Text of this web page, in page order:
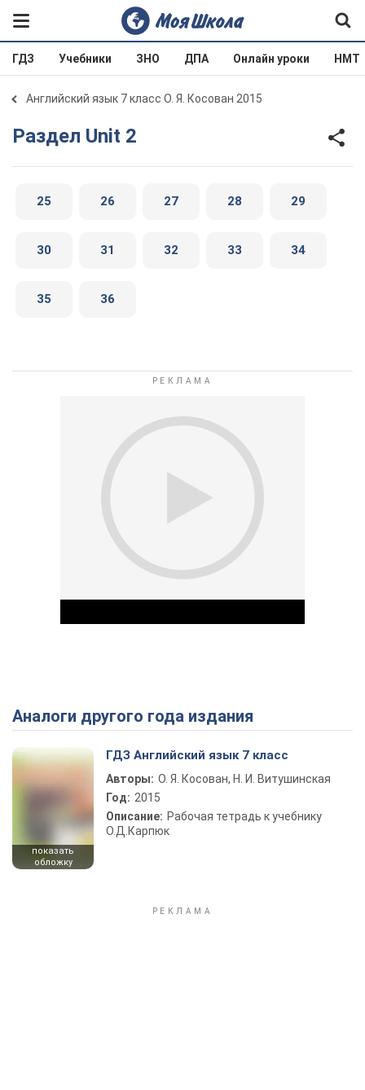
ГДЗ Учебники ЗНО ДПА Онлайн уроки НМТ
Английский язык 7 класс О. Я. Косован 2015
Раздел Unit 2
25 26 27 28 29
30 31 32 33 34
35 36
Play Video
Аналоги другого года издания
показать
обложку
ГДЗ Английский язык 7 класс
Авторы: О. Я. Косован, Н. И. Витушинская
Год: 2015
Описание: Рабочая тетрадь к учебнику
О.Д.Карпюк